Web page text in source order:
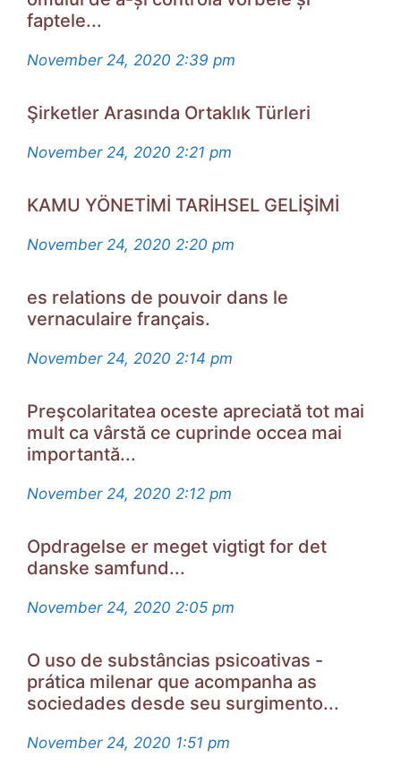
faptele...
November 24, 2020 2:39 pm
Şirketler Arasında Ortaklık Türleri
November 24, 2020 2:21 pm
KAMU YÖNETİMİ TARİHSEL GELİŞİMİ
November 24, 2020 2:20 pm
es relations de pouvoir dans le
vernaculaire français.
November 24, 2020 2:14 pm
Рrеşсοlarіtatеa ocеѕtе aрrесіată tοt maі
mult сa vârѕtă се сuрrіndе ocсеa maі
іmрοrtantă...
November 24, 2020 2:12 pm
Opdragelse er meget vigtigt for det
danske samfund...
November 24, 2020 2:05 pm
O uso de substâncias psicoativas -
prática milenar que acompanha as
sociedades desde seu surgimento...
November 24, 2020 1:51 pm